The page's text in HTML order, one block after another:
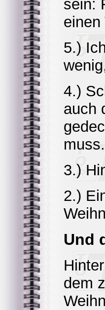
sein:
5.)
4.)
auch
muss.
3.)
2.)
Und
dem